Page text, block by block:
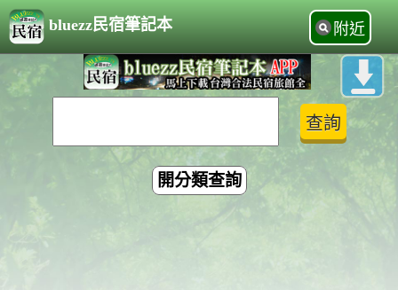
bluezz民宿筆記本 附近
開分類查詢